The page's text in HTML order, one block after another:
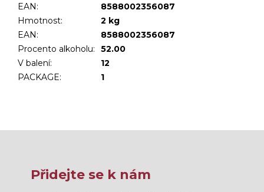
EAN:
8588002356087
Hmotnost:
2 kg
EAN:
8588002356087
Procento alkoholu:
52.00
V balení:
12
PACKAGE: 1
Přidejte se k nám